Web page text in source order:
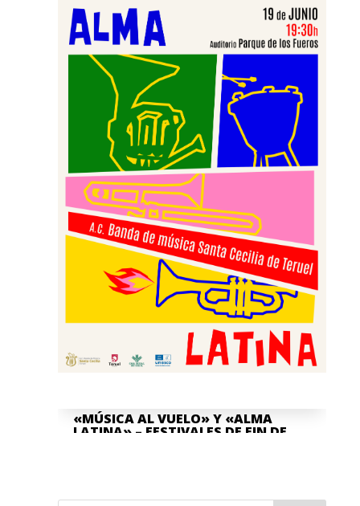
Jul 7, 2026
La actividad en nuestra Asociación
Cultural Banda de Música "Santa Cecilia"
de Teruel no para, y por ello queremos
invitaros, junto a la...
«MÚSICA AL VUELO» Y «ALMA
LATINA» – FESTIVALES DE FIN DE